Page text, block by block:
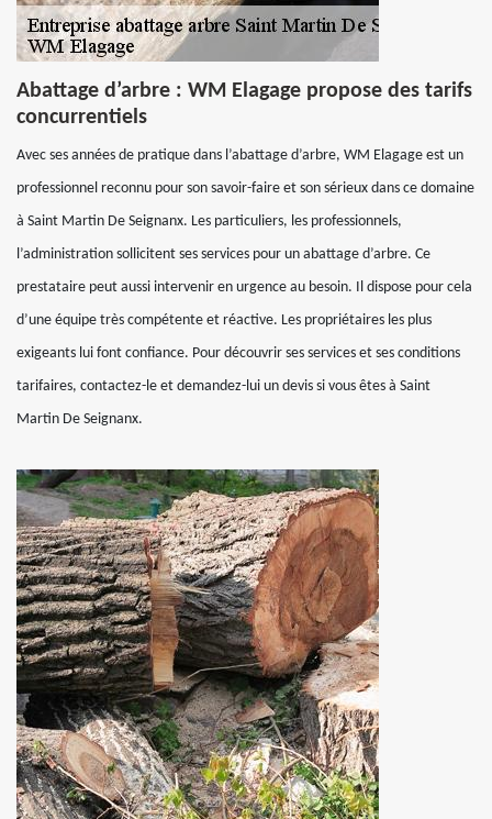
Abattage d’arbre : WM Elagage propose des tarifs
concurrentiels
Avec ses années de pratique dans l’abattage d’arbre, WM Elagage est un
professionnel reconnu pour son savoir-faire et son sérieux dans ce domaine
à Saint Martin De Seignanx. Les particuliers, les professionnels,
l’administration sollicitent ses services pour un abattage d’arbre. Ce
prestataire peut aussi intervenir en urgence au besoin. Il dispose pour cela
d’une équipe très compétente et réactive. Les propriétaires les plus
exigeants lui font confiance. Pour découvrir ses services et ses conditions
tarifaires, contactez-le et demandez-lui un devis si vous êtes à Saint
Martin De Seignanx.